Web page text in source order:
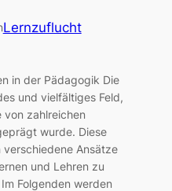
Lernzuflucht
in der Pädagogik Die
und vielfältiges Feld,
von zahlreichen
wurde. Diese
Ansätze
und Lehren zu
Folgenden werden